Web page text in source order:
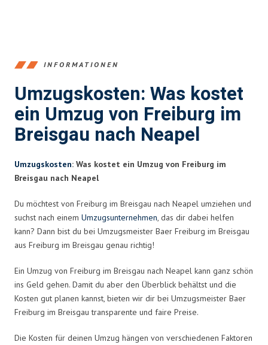
INFORMATIONEN
Umzugskosten: Was kostet
ein Umzug von Freiburg im
Breisgau nach Neapel
Umzugskosten: Was kostet ein Umzug von Freiburg im
Breisgau nach Neapel
Du möchtest von Freiburg im Breisgau nach Neapel umziehen und
suchst nach einem Umzugsunternehmen, das dir dabei helfen
kann? Dann bist du bei Umzugsmeister Baer Freiburg im Breisgau
aus Freiburg im Breisgau genau richtig!
Ein Umzug von Freiburg im Breisgau nach Neapel kann ganz schön
ins Geld gehen. Damit du aber den Überblick behältst und die
Kosten gut planen kannst, bieten wir dir bei Umzugsmeister Baer
Freiburg im Breisgau transparente und faire Preise.
Die Kosten für deinen Umzug hängen von verschiedenen Faktoren